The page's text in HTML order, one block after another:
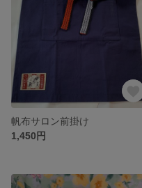
帆布サロン前掛け
1,450円